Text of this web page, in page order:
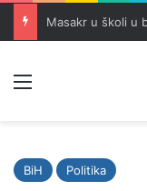
BiH Politika